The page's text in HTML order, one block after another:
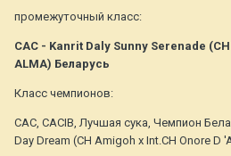
промежуточный класс:
САС - Kanrit Daly Sunny Serenade
ALMA) Беларусь
Класс чемпионов:
САС, CACIB, Лучшая сука, Чемпион
Day Dream (CH Amigoh x Int.CH Onore D